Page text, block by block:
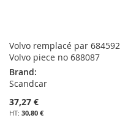
Volvo remplacé par 684592
Volvo piece no 688087
Brand:
Scandcar
37,27 €
30,80 €